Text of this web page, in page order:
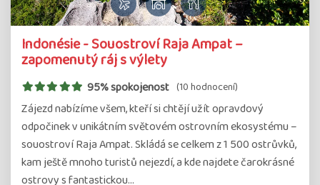
Indonésie - Souostroví Raja Ampat –
zapomenutý ráj s výlety
95% spokojenost (10 hodnocení)
Zájezd nabízíme všem, kteří si chtějí užít opravdový
odpočinek v unikátním světovém ostrovním ekosystému –
souostroví Raja Ampat. Skládá se celkem z 1 500 ostrůvků,
kam ještě mnoho turistů nejezdí, a kde najdete čarokrásné
ostrovy s fantastickou…